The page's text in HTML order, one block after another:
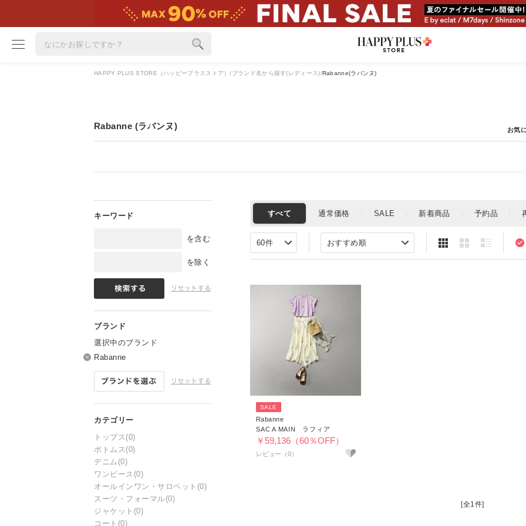
雑誌掲載アイテム
HAPPY PLUS STORE（ハッピープラスストア） ブランド名から探す(レディース) Rabanne(ラバンヌ)
Rabanne (ラバンヌ)
を含む
を除く
選択中のブランド
Rabanne
トップス (0)
ボトムス (0)
デニム (0)
ワンピース (0)
オールインワン・サロペット (0)
スーツ・フォーマル(0)
ジャケット (0)
コート (0)
SALE
Rabanne
SAC A MAIN ラフィア
￥59,136（60％OFF）
[全1件]